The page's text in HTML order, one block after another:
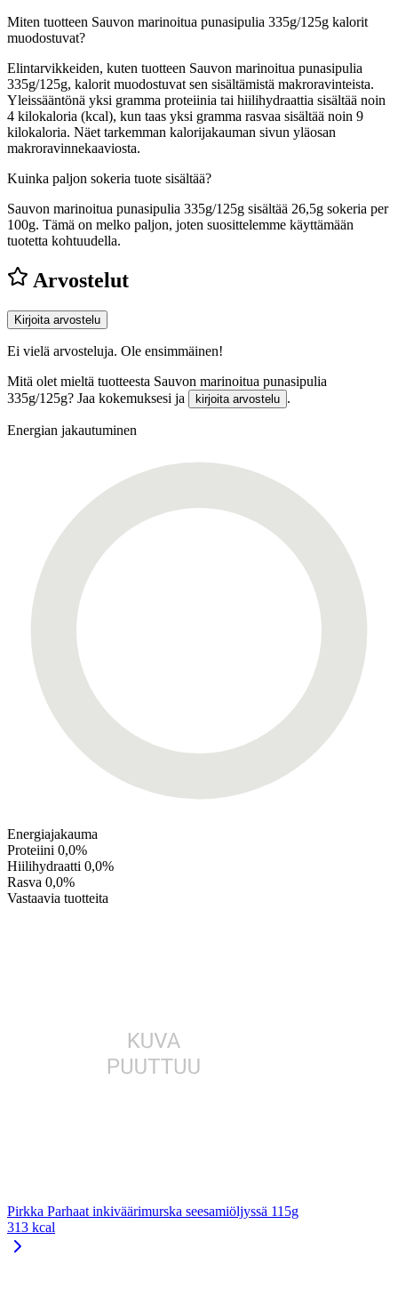
Miten tuotteen Sauvon marinoitua punasipulia 335g/125g kalorit
muodostuvat?
Elintarvikkeiden, kuten tuotteen Sauvon marinoitua punasipulia
335g/125g, kalorit muodostuvat sen sisältämistä makroravinteista.
Yleissääntönä yksi gramma proteiinia tai hiilihydraattia sisältää noin
4 kilokaloria (kcal), kun taas yksi gramma rasvaa sisältää noin 9
kilokaloria. Näet tarkemman kalorijakauman sivun yläosan
makroravinnekaaviosta.
Kuinka paljon sokeria tuote sisältää?
Sauvon marinoitua punasipulia 335g/125g sisältää 26,5g sokeria per
100g. Tämä on melko paljon, joten suosittelemme käyttämään
tuotetta kohtuudella.
Arvostelut
Kirjoita arvostelu
Ei vielä arvosteluja. Ole ensimmäinen!
Mitä olet mieltä tuotteesta Sauvon marinoitua punasipulia
335g/125g? Jaa kokemuksesi ja
kirjoita arvostelu .
Energian jakautuminen
Energiajakauma
Proteiini 0,0%
Hiilihydraatti 0,0%
Rasva 0,0%
Vastaavia tuotteita
Pirkka Parhaat inkiväärimurska seesamiöljyssä 115g
313 kcal